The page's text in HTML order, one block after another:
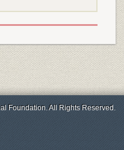
Foundation. All Rights Reserved.